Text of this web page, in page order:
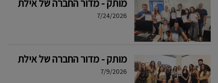
מותק - מדור החברה של אילת
7/24/2026
מותק - מדור החברה של אילת
7/9/2026